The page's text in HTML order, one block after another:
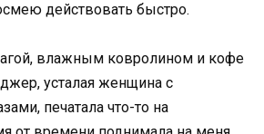
действовать быстро.
влажным ковролином и кофе
усталая женщина с
печатала что-то на